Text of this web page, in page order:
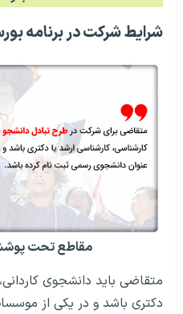
شرایط شرکت در برنامه
مقاطع تحت
متقاضی باید دانشجوی
دکتری باشد و در یکی از